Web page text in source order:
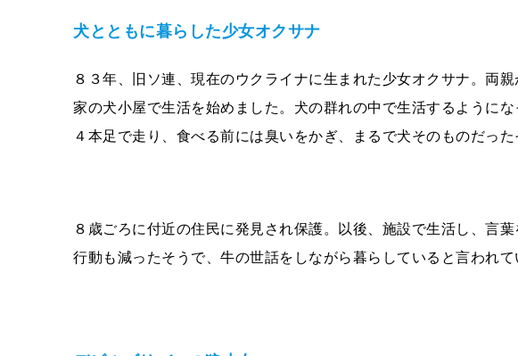
犬とともに暮らした少女オクサナ
８３年、旧ソ連、現在のウクライナに生まれた少女オクサナ。両
家の犬小屋で生活を始めました。犬の群れの中で生活するように
４本足で走り、食べる前には臭いをかぎ、まるで犬そのものだった
８歳ごろに付近の住民に発見され保護。以後、施設で生活し、言
行動も減ったそうで、牛の世話をしながら暮らしていると言われて